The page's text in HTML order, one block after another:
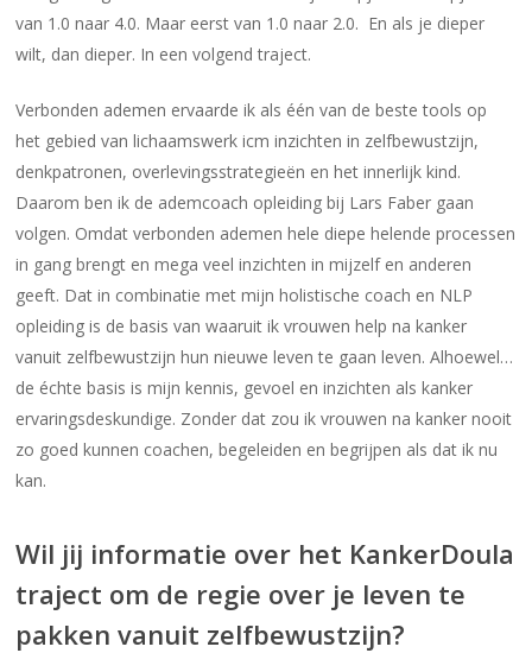
van 1.0 naar 4.0. Maar eerst van 1.0 naar 2.0. En als je dieper
wilt, dan dieper. In een volgend traject.
Verbonden ademen ervaarde ik als één van de beste tools op
het gebied van lichaamswerk icm inzichten in zelfbewustzijn,
denkpatronen, overlevingsstrategieën en het innerlijk kind.
Daarom ben ik de ademcoach opleiding bij Lars Faber gaan
volgen. Omdat verbonden ademen hele diepe helende processen
in gang brengt en mega veel inzichten in mijzelf en anderen
geeft. Dat in combinatie met mijn holistische coach en NLP
opleiding is de basis van waaruit ik vrouwen help na kanker
vanuit zelfbewustzijn hun nieuwe leven te gaan leven. Alhoewel…
de échte basis is mijn kennis, gevoel en inzichten als kanker
ervaringsdeskundige. Zonder dat zou ik vrouwen na kanker nooit
zo goed kunnen coachen, begeleiden en begrijpen als dat ik nu
kan.
Wil jij informatie over het KankerDoula
traject om de regie over je leven te
pakken vanuit zelfbewustzijn?